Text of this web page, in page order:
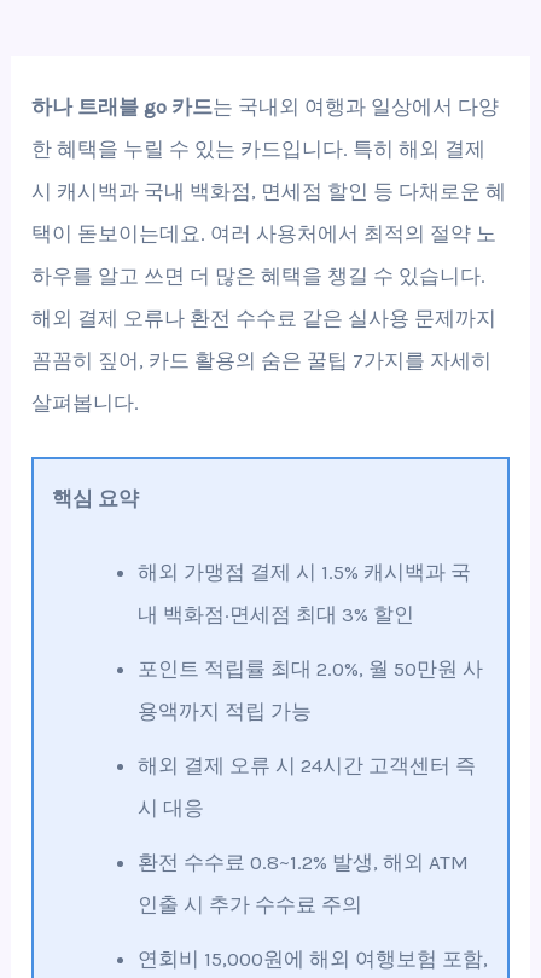
하나 트래블 go 카드는 국내외 여행과 일상에서 다양
한 혜택을 누릴 수 있는 카드입니다. 특히 해외 결제
시 캐시백과 국내 백화점, 면세점 할인 등 다채로운 혜
택이 돋보이는데요. 여러 사용처에서 최적의 절약 노
하우를 알고 쓰면 더 많은 혜택을 챙길 수 있습니다.
해외 결제 오류나 환전 수수료 같은 실사용 문제까지
꼼꼼히 짚어, 카드 활용의 숨은 꿀팁 7가지를 자세히
살펴봅니다.
핵심 요약
해외 가맹점 결제 시 1.5% 캐시백과 국
내 백화점·면세점 최대 3% 할인
포인트 적립률 최대 2.0%, 월 50만원 사
용액까지 적립 가능
해외 결제 오류 시 24시간 고객센터 즉
시 대응
환전 수수료 0.8~1.2% 발생, 해외 ATM
인출 시 추가 수수료 주의
연회비 15,000원에 해외 여행보험 포함,